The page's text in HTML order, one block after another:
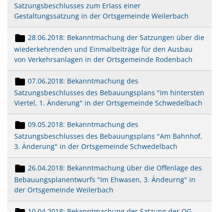
Satzungsbeschlusses zum Erlass einer
Gestaltungssatzung in der Ortsgemeinde Weilerbach
28.06.2018: Bekanntmachung der Satzungen über die
wiederkehrenden und Einmalbeiträge für den Ausbau
von Verkehrsanlagen in der Ortsgemeinde Rodenbach
07.06.2018: Bekanntmachung des
Satzungsbeschlusses des Bebauungsplans "Im hintersten
Viertel, 1. Änderung" in der Ortsgemeinde Schwedelbach
09.05.2018: Bekanntmachung des
Satzungsbeschlusses des Bebauungsplans "Am Bahnhof,
3. Änderung" in der Ortsgemeinde Schwedelbach
26.04.2018: Bekanntmachung über die Offenlage des
Bebauungsplanentwurfs "Im Ehwasen, 3. Ändeurng" in
der Ortsgemeinde Weilerbach